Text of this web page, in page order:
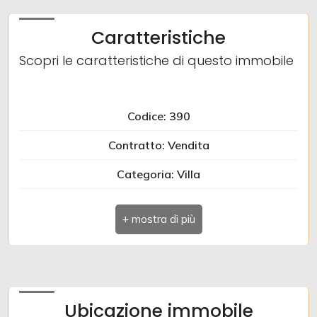
Caratteristiche
Scopri le caratteristiche di questo immobile
Codice: 390
Contratto: Vendita
Categoria: Villa
Indirizzo: LOCALITA' GIASBANA
Comune: San Floriano del Collio
Ubicazione immobile
Posto auto/Box
Nuova costruzione